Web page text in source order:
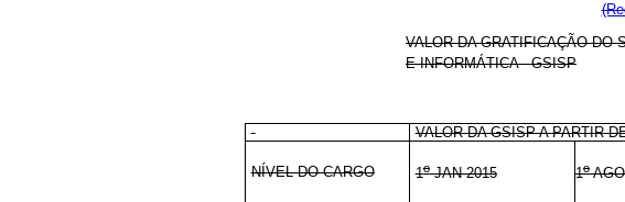
VALOR DA GRATIFICAÇÃO DO
E INFORMÁTICA - GSISP
VALOR DA GSISP A PARTIR
NÍVEL DO CARGO 1oJAN 2015 1o